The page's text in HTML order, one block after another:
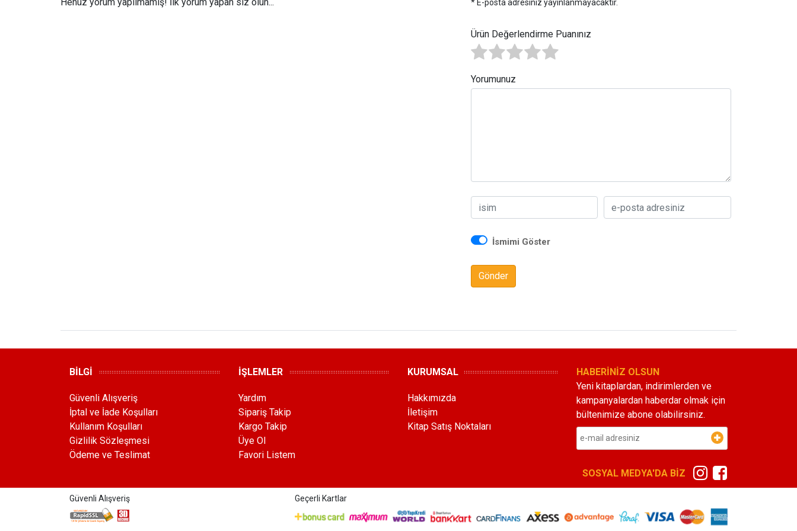
* E-posta adresiniz yayınlanmayacaktır.
Ürün Değerlendirme Puanınız
Yorumunuz
İsmimi Göster
Gönder
BİLGİ
Güvenli Alışveriş
İptal ve İade Koşulları
Kullanım Koşulları
Gizlilik Sözleşmesi
Ödeme ve Teslimat
İŞLEMLER
Yardım
Sipariş Takip
Kargo Takip
Üye Ol
Favori Listem
KURUMSAL
Hakkımızda
İletişim
Kitap Satış Noktaları
HABERİNİZ OLSUN
Yeni kitaplardan, indirimlerden ve
kampanyalardan haberdar olmak için
bültenimize abone olabilirsiniz.
SOSYAL MEDYA'DA BİZ
Güvenli Alışveriş Geçerli Kartlar